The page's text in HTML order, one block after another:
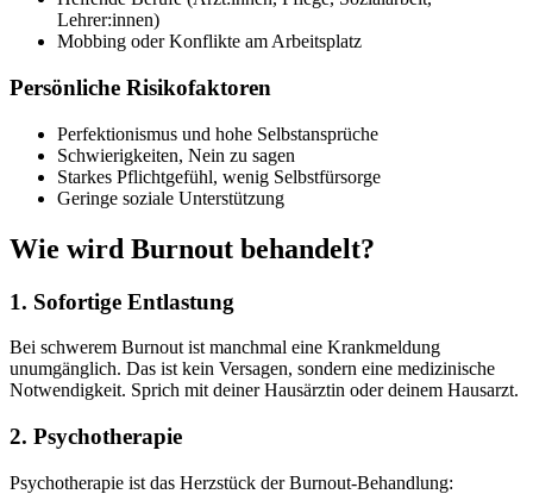
Lehrer:innen)
Mobbing oder Konflikte am Arbeitsplatz
Persönliche Risikofaktoren
Perfektionismus und hohe Selbstansprüche
Schwierigkeiten, Nein zu sagen
Starkes Pflichtgefühl, wenig Selbstfürsorge
Geringe soziale Unterstützung
Wie wird Burnout behandelt?
1. Sofortige Entlastung
Bei schwerem Burnout ist manchmal eine Krankmeldung
unumgänglich. Das ist kein Versagen, sondern eine medizinische
Notwendigkeit. Sprich mit deiner Hausärztin oder deinem Hausarzt.
2. Psychotherapie
Psychotherapie ist das Herzstück der Burnout-Behandlung: